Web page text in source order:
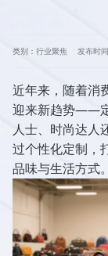
类别：行业聚焦 发布时
近年来，随着消
迎来新趋势——
人士、时尚达人
过个性化定制，
品味与生活方式。